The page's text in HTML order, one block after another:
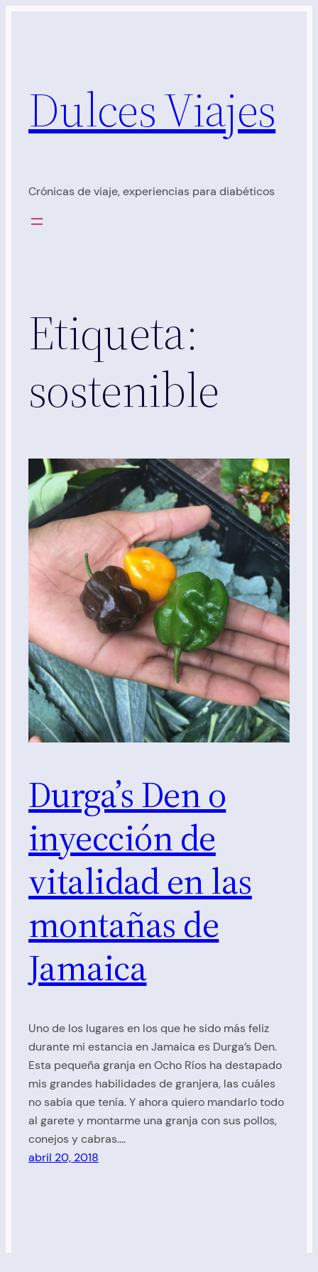
Dulces Viajes
Crónicas de viaje, experiencias para diabéticos
Etiqueta:
sostenible
Durga’s Den o
inyección de
vitalidad en las
montañas de
Jamaica
Uno de los lugares en los que he sido más feliz
durante mi estancia en Jamaica es Durga’s Den.
Esta pequeña granja en Ocho Ríos ha destapado
mis grandes habilidades de granjera, las cuáles
no sabía que tenía. Y ahora quiero mandarlo todo
al garete y montarme una granja con sus pollos,
conejos y cabras.…
abril 20, 2018